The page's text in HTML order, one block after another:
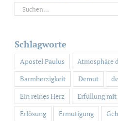
Suche
nach:
Schlagworte
Apostel Paulus
Atmosphäre
Barmherzigkeit
Demut
Ein reines Herz
Erfüllung mit
Erlösung
Ermutigung